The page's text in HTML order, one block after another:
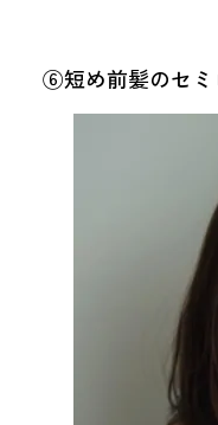
⑥短め前髪のセミ